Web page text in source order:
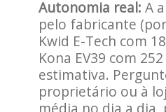
Autonomia real: A
pelo fabricante
Kwid E-Tech com
Kona EV39 com
estimativa.
proprietário ou à
média no dia a